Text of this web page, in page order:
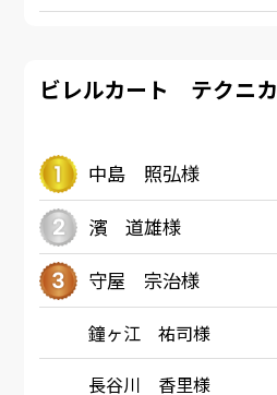
ビレルカート テクニ
中島 照弘様
濱 道雄様
守屋 宗治様
鐘ヶ江 祐司様
長谷川 香里様